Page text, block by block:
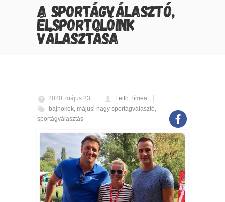
A SPORTÁGVÁLASZTÓ,
ÉLSPORTOLÓINK
VÁLASZTÁSA
2020. május 23.
Feith Tímea
bajnokok, májusi nagy sportágválasztó,
sportágválasztás